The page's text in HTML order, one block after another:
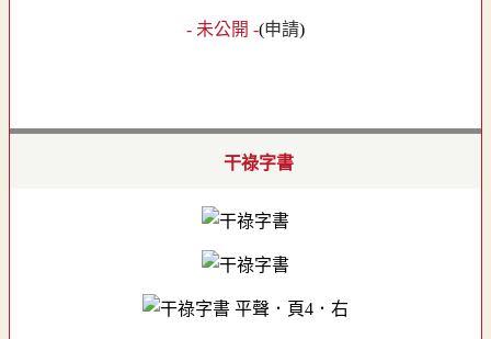
- 未公開 -(申請)
干祿字書